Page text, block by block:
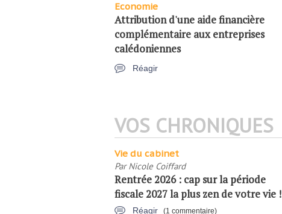
Economie
Attribution d'une aide financière
complémentaire aux entreprises
calédoniennes
Réagir
VOS CHRONIQUES
Vie du cabinet
ParNicole Coiffard
Rentrée 2026 : cap sur la période
fiscale 2027 la plus zen de votre vie !
Réagir (1 commentaire)